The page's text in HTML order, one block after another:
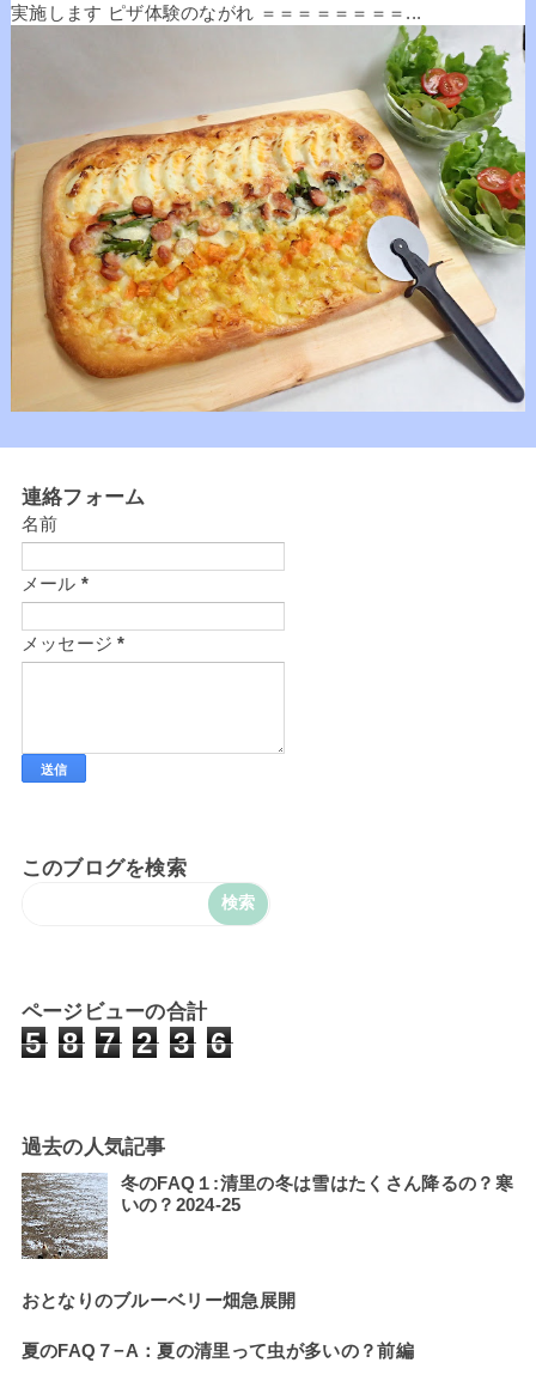
実施します ピザ体験のながれ ＝＝＝＝＝＝＝＝...
連絡フォーム
名前
メール *
メッセージ*
このブログを検索
ページビューの合計
5 8 7 2 3 6
過去の人気記事
冬のFAQ１:清里の冬は雪はたくさん降るの？寒
いの？2024-25
おとなりのブルーベリー畑急展開
夏のFAQ７−A：夏の清里って虫が多いの？前編